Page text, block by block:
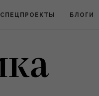
СПЕЦПРОЕКТЫ БЛОГИ